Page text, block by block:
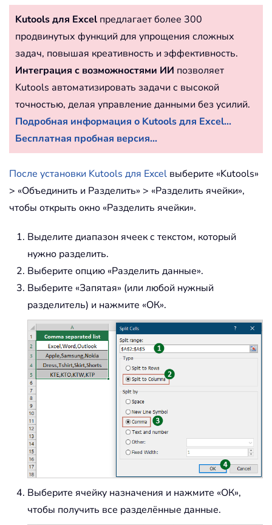
Kutools для Excel предлагает более 300
продвинутых функций для упрощения сложных
задач, повышая креативность и эффективность.
Интеграция с возможностями ИИ позволяет
Kutools автоматизировать задачи с высокой
точностью, делая управление данными без усилий.
Подробная информация о Kutools для Excel...
Бесплатная пробная версия...
После установки Kutools для Excel выберите «Kutools»
> «Объединить и Разделить» > «Разделить ячейки»,
чтобы открыть окно «Разделить ячейки».
Выделите диапазон ячеек с текстом, который
нужно разделить.
Выберите опцию «Разделить данные».
Выберите «Запятая» (или любой нужный
разделитель) и нажмите «ОК».
Выберите ячейку назначения и нажмите «ОК»,
чтобы получить все разделённые данные.